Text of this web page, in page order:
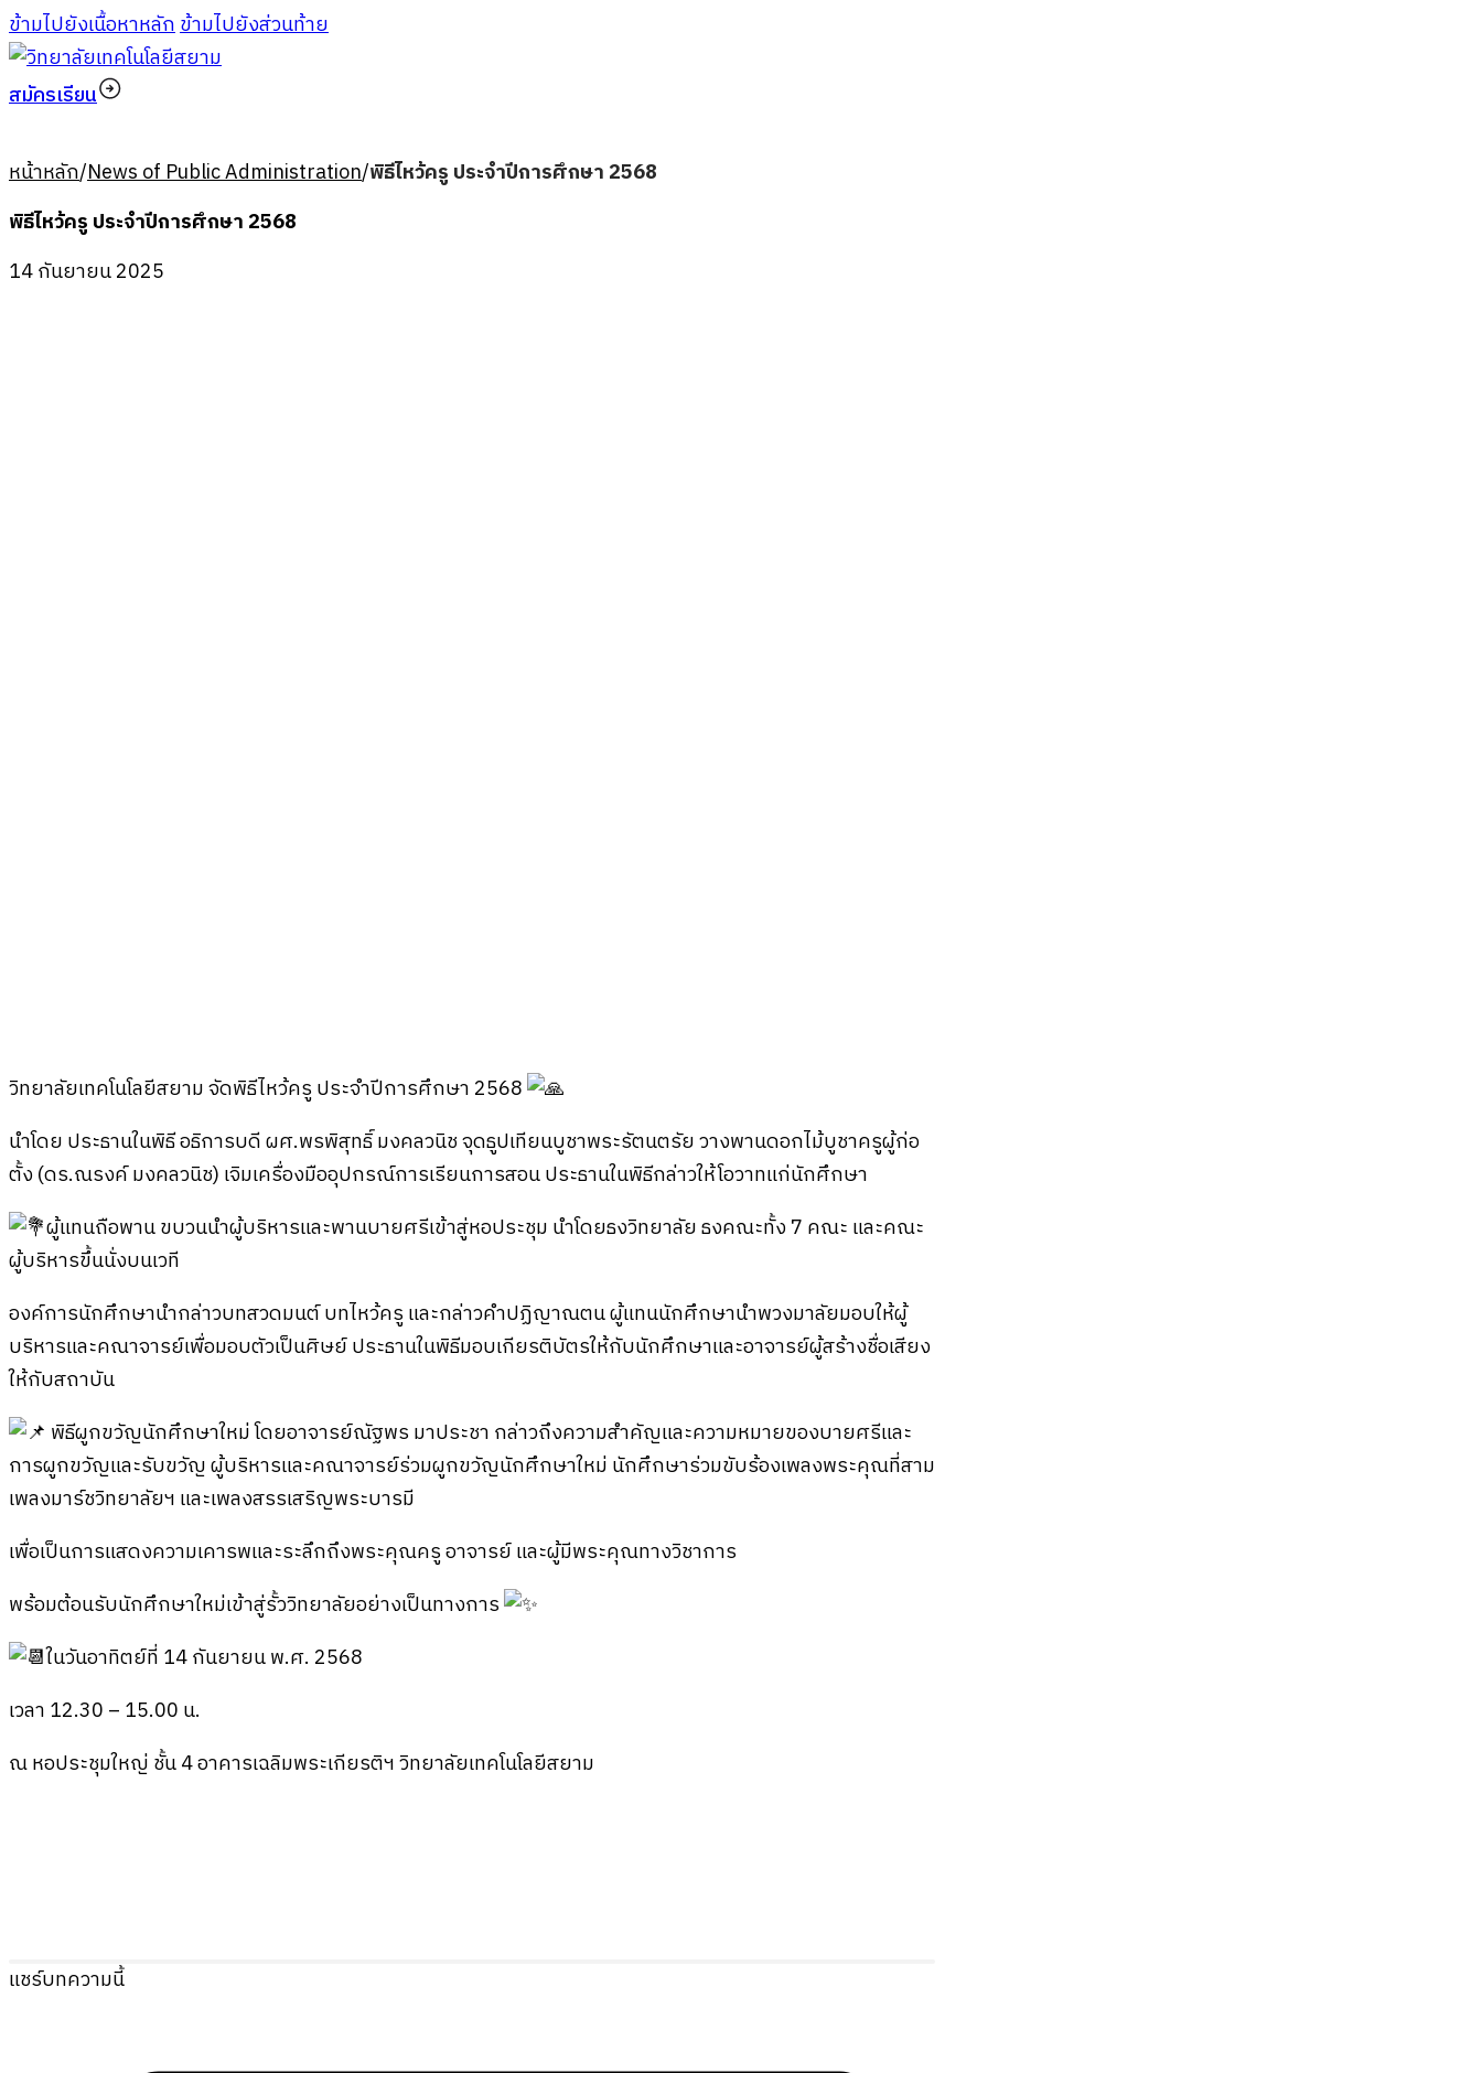
ข้ามไปยังเนื้อหาหลักข้ามไปยังส่วนท้าย
สมัครเรียน
หน้าหลัก/News of Public Administration/พิธีไหว้ครู ประจำปีการศึกษา 2568
พิธีไหว้ครู ประจำปีการศึกษา 2568
14 กันยายน 2025
วิทยาลัยเทคโนโลยีสยาม จัดพิธีไหว้ครู ประจำปีการศึกษา 2568
นำโดย ประธานในพิธี อธิการบดี ผศ.พรพิสุทธิ์ มงคลวนิช จุดธูปเทียนบูชาพระรัตนตรัยวางพานดอกไม้บูชาครูผู้ก่อ
ตั้ง (ดร.ณรงค์ มงคลวนิช) เจิมเครื่องมืออุปกรณ์การเรียนการสอน ประธานในพิธีกล่าวให้โอวาทแก่นักศึกษา
ผู้แทนถือพาน ขบวนนำผู้บริหารและพานบายศรีเข้าสู่หอประชุม นำโดยธงวิทยาลัย ธงคณะทั้ง 7 คณะ และคณะ
ผู้บริหารขึ้นนั่งบนเวที
องค์การนักศึกษานำกล่าวบทสวดมนต์ บทไหว้ครู และกล่าวคำปฏิญาณตน ผู้แทนนักศึกษานำพวงมาลัยมอบให้ผู้
บริหารและคณาจารย์เพื่อมอบตัวเป็นศิษย์ ประธานในพิธีมอบเกียรติบัตรให้กับนักศึกษาและอาจารย์ผู้สร้างชื่อเสียง
ให้กับสถาบัน
พิธีผูกขวัญนักศึกษาใหม่ โดยอาจารย์ณัฐพร มาประชา กล่าวถึงความสำคัญและความหมายของบายศรีและ
การผูกขวัญและรับขวัญ ผู้บริหารและคณาจารย์ร่วมผูกขวัญนักศึกษาใหม่ นักศึกษาร่วมขับร้องเพลงพระคุณที่สาม
เพลงมาร์ชวิทยาลัยฯ และเพลงสรรเสริญพระบารมี
เพื่อเป็นการแสดงความเคารพและระลึกถึงพระคุณครู อาจารย์ และผู้มีพระคุณทางวิชาการ
พร้อมต้อนรับนักศึกษาใหม่เข้าสู่รั้ววิทยาลัยอย่างเป็นทางการ
ในวันอาทิตย์ที่ 14 กันยายน พ.ศ. 2568
เวลา 12.30 – 15.00 น.
ณ หอประชุมใหญ่ ชั้น 4 อาคารเฉลิมพระเกียรติฯ วิทยาลัยเทคโนโลยีสยาม
แชร์บทความนี้